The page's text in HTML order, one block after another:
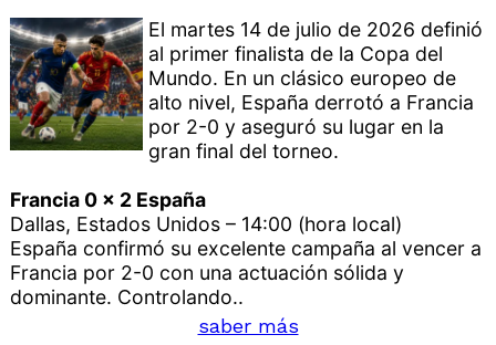
El martes 14 de julio de 2026 definió
al primer finalista de la Copa del
Mundo. En un clásico europeo de
alto nivel, España derrotó a Francia
por 2-0 y aseguró su lugar en la
gran final del torneo.
Francia 0 x 2 España
Dallas, Estados Unidos – 14:00 (hora local)
España confirmó su excelente campaña al vencer a
Francia por 2-0 con una actuación sólida y
dominante. Controlando..
saber más